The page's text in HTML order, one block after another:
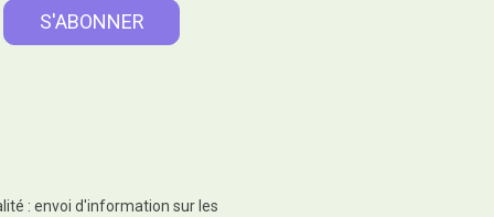
: envoi d'information sur les